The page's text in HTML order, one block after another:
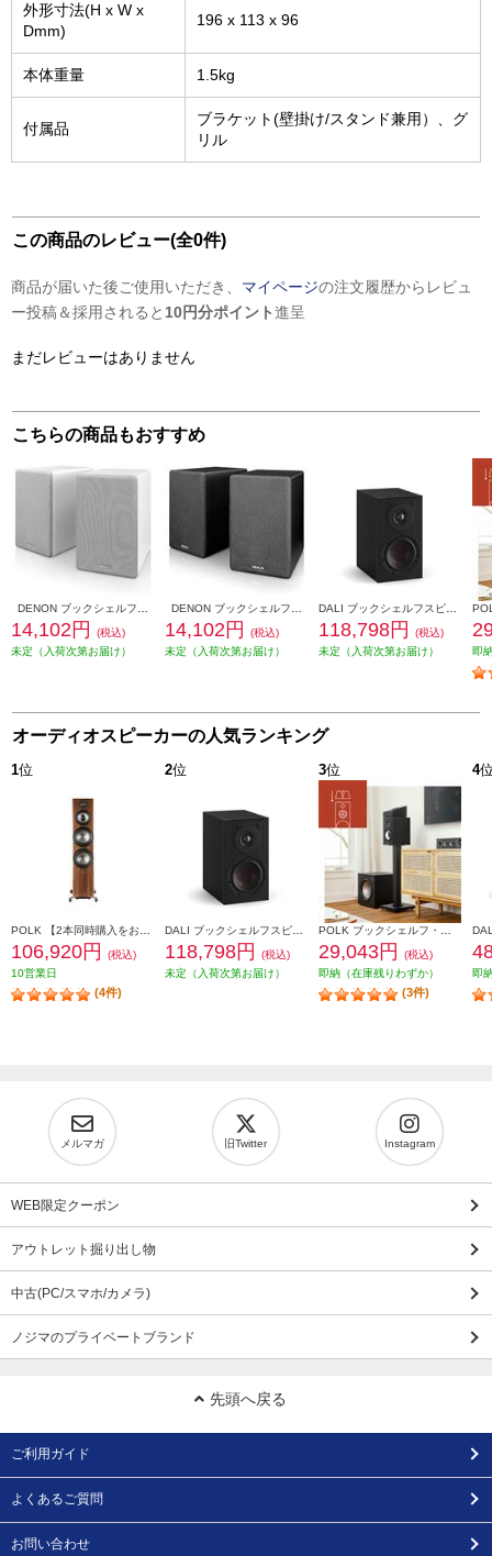
外形寸法(H x W x
Dmm)
196 x 113 x 96
本体重量 1.5kg
付属品
ブラケット(壁掛け/スタンド兼用）、グ
リル
この商品のレビュー(全0件)
商品が届いた後ご使用いただき、 マイページの注文履歴からレビュ
ー投稿＆採用されると 10円分ポイント進呈
まだレビューはありません
こちらの商品もおすすめ
14,102円
(税込)
未定（入荷次第お届け）
14,102円
(税込)
未定（入荷次第お届け）
118,798円
(税込)
未定（入荷次第お届け）
即
オーディオスピーカーの人気ランキング
1位
106,920円
(税込)
10営業日
(4件)
2位
118,798円
(税込)
未定（入荷次第お届け）
3位
29,043円
(税込)
即納（在庫残りわずか）
(3件)
4
即
メルマガ 旧Twitter Instagram
WEB限定クーポン
アウトレット掘り出し物
中古(PC/スマホ/カメラ)
ノジマのプライベートブランド
先頭へ戻る
ご利用ガイド
よくあるご質問
お問い合わせ